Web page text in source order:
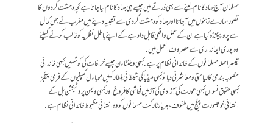
مسلمان آج جہاد کا نام لینے سے بهی ڈرتے ہیں جیسے ہی جهاد کا نام لیا جاتا ہے کچه دہشت گردوں کا
تصور ہمارے زہنوں میں آجاتا اور جهاد کو دہشت گردی سے تشبیہ دینے میں مغرب نے جس کمال
سے پروپیگنڈہ کیا ہے ان کے عمل واقعی قابل داد ہے کے اپنے باطل نظریہ کو غالب کرنے کیلئے
وہ پوری ایمانداری سے مصروف العمل ہیں.
تیسرا حملہ مسلمانوں کے خاندانی نظام پر ہے.کبهی ویلنٹاءن جیسے خرافات کی کوشسیں کبهی خاندانی
منصوبہ بندی کا ریاستی و معاشرتی دبائو کبهی میڈیا کی شیطانی یلغار کہیں موباءل کمپنیوں کے فری پیکجز
کبهی حقوق نسواں کبهی عورت کی آزادی کی آڑ میں فحاشی کا فروغ اور کبهی ویمن پروٹیکشن بل کے
انتہائی خوبصورت پیکج میں ملفوف، ہر بار ٹارگٹ مسمانوں کو وہ انتہائی مظبوط خاندانی نظام ہے.